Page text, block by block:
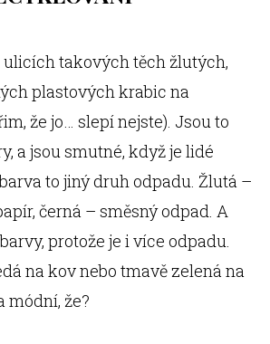
takových těch žlutých,
plastových krabic na
že jo… slepí nejste). Jsou to
a jsou smutné, když je lidé
to jiný druh odpadu. Žlutá –
černá – směsný odpad. A
protože je i více odpadu.
na kov nebo tmavě zelená na
módní, že?